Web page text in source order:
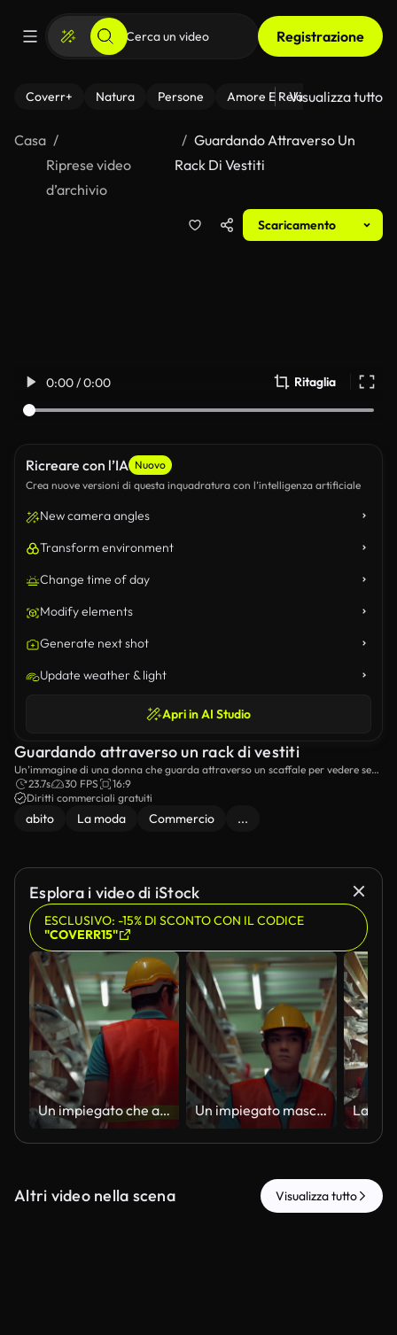
Registrazione
Coverr+ Natura Persone Amore E Relazioni Il
Visualizza tutto
Casa
Riprese video
d’archivio
Guardando Attraverso Un
Rack Di Vestiti
Scaricamento
0:00 / 0:00 Ritaglia
Ricreare con l’IA Nuovo
Crea nuove versioni di questa inquadratura con l’intelligenza artificiale
New camera angles
Transform environment
Change time of day
Modify elements
Generate next shot
Update weather & light
Apri in AI Studio
Guardando attraverso un rack di vestiti
Un’immagine di una donna che guarda attraverso un scaffale per vedere se
trova i vestiti che le piacciono.
23.7s 30 FPS
16:9
Diritti commerciali gratuiti
abito La moda Commercio ...
Esplora i video di iStock
ESCLUSIVO: -15% DI SCONTO CON IL CODICE
"COVERR15"
Un impiegato che attraversa il corridoio di stoccaggio per l'ispezione dell'inventario Un impiegato maschile che ispeziona gli scaffali di deposito nel corridoio del magazzino
Altri video nella scena Visualizza tutto